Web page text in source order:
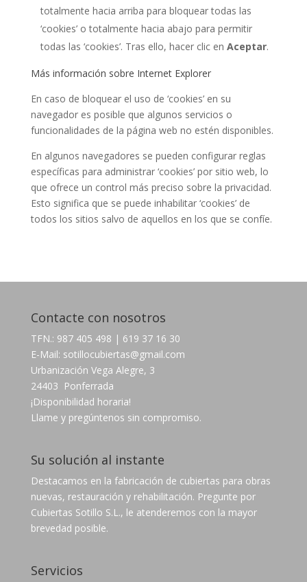
totalmente hacia arriba para bloquear todas las
‘cookies’ o totalmente hacia abajo para permitir
todas las ‘cookies’. Tras ello, hacer clic en Aceptar.
Más información sobre Internet Explorer
En caso de bloquear el uso de ‘cookies’ en su
navegador es posible que algunos servicios o
funcionalidades de la página web no estén disponibles.
En algunos navegadores se pueden configurar reglas
específicas para administrar ‘cookies’ por sitio web, lo
que ofrece un control más preciso sobre la privacidad.
Esto significa que se puede inhabilitar ‘cookies’ de
todos los sitios salvo de aquellos en los que se confíe.
Contacte con nosotros
TFN.: 987 405 498 | 619 37 16 30
E-Mail: sotillocubiertas@gmail.com
Urbanización Vega Alegre, 3
24403 Ponferrada
¡Disponibilidad horaria!
Llame y pregúntenos sin compromiso.
Su solución al instante
Destacamos en la fabricación de cubiertas para obras
nuevas, restauración y rehabilitación. Pregunte por
Cubiertas Sotillo S.L., le atenderemos con la mayor
brevedad posible.​
Servicios